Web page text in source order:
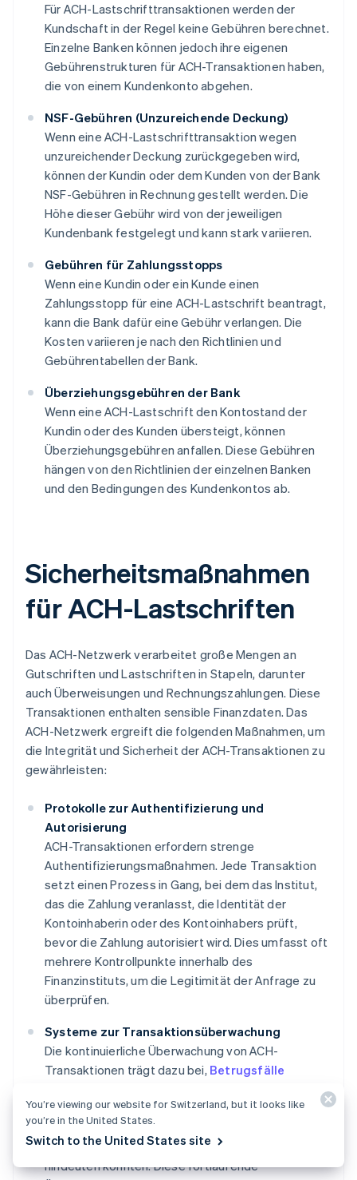
Für ACH-Lastschrifttransaktionen werden der
Kundschaft in der Regel keine Gebühren berechnet.
Einzelne Banken können jedoch ihre eigenen
Gebührenstrukturen für ACH-Transaktionen haben,
die von einem Kundenkonto abgehen.
NSF-Gebühren (Unzureichende Deckung)
Wenn eine ACH-Lastschrifttransaktion wegen
unzureichender Deckung zurückgegeben wird,
können der Kundin oder dem Kunden von der Bank
NSF-Gebühren in Rechnung gestellt werden. Die
Höhe dieser Gebühr wird von der jeweiligen
Kundenbank festgelegt und kann stark variieren.
Gebühren für Zahlungsstopps
Wenn eine Kundin oder ein Kunde einen
Zahlungsstopp für eine ACH-Lastschrift beantragt,
kann die Bank dafür eine Gebühr verlangen. Die
Kosten variieren je nach den Richtlinien und
Gebührentabellen der Bank.
Überziehungsgebühren der Bank
Wenn eine ACH-Lastschrift den Kontostand der
Kundin oder des Kunden übersteigt, können
Überziehungsgebühren anfallen. Diese Gebühren
hängen von den Richtlinien der einzelnen Banken
und den Bedingungen des Kundenkontos ab.
Sicherheitsmaßnahmen
für ACH-Lastschriften
Das ACH-Netzwerk verarbeitet große Mengen an
Gutschriften und Lastschriften in Stapeln, darunter
auch Überweisungen und Rechnungszahlungen. Diese
Transaktionen enthalten sensible Finanzdaten. Das
ACH-Netzwerk ergreift die folgenden Maßnahmen, um
die Integrität und Sicherheit der ACH-Transaktionen zu
gewährleisten:
Protokolle zur Authentifizierung und
Autorisierung
ACH-Transaktionen erfordern strenge
Authentifizierungsmaßnahmen. Jede Transaktion
setzt einen Prozess in Gang, bei dem das Institut,
das die Zahlung veranlasst, die Identität der
Kontoinhaberin oder des Kontoinhabers prüft,
bevor die Zahlung autorisiert wird. Dies umfasst oft
mehrere Kontrollpunkte innerhalb des
Finanzinstituts, um die Legitimität der Anfrage zu
überprüfen.
Systeme zur Transaktionsüberwachung
Die kontinuierliche Überwachung von ACH-
Transaktionen trägt dazu bei, Betrugsfälle
analysieren Muster im Zahlungsverhalten und
kennzeichnen ungewöhnliche Transaktionen, die
auf unbefugte oderbetrügerische Aktivitäten
hindeuten könnten. Diese fortlaufende
You’re viewing our website for Switzerland, but it looks like
you’re in the United States.
Switch to the United States site